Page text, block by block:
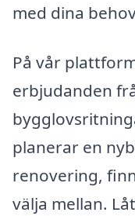
med dina
På vår
erbjudanden
planerar en
renovering,
välja mellan.